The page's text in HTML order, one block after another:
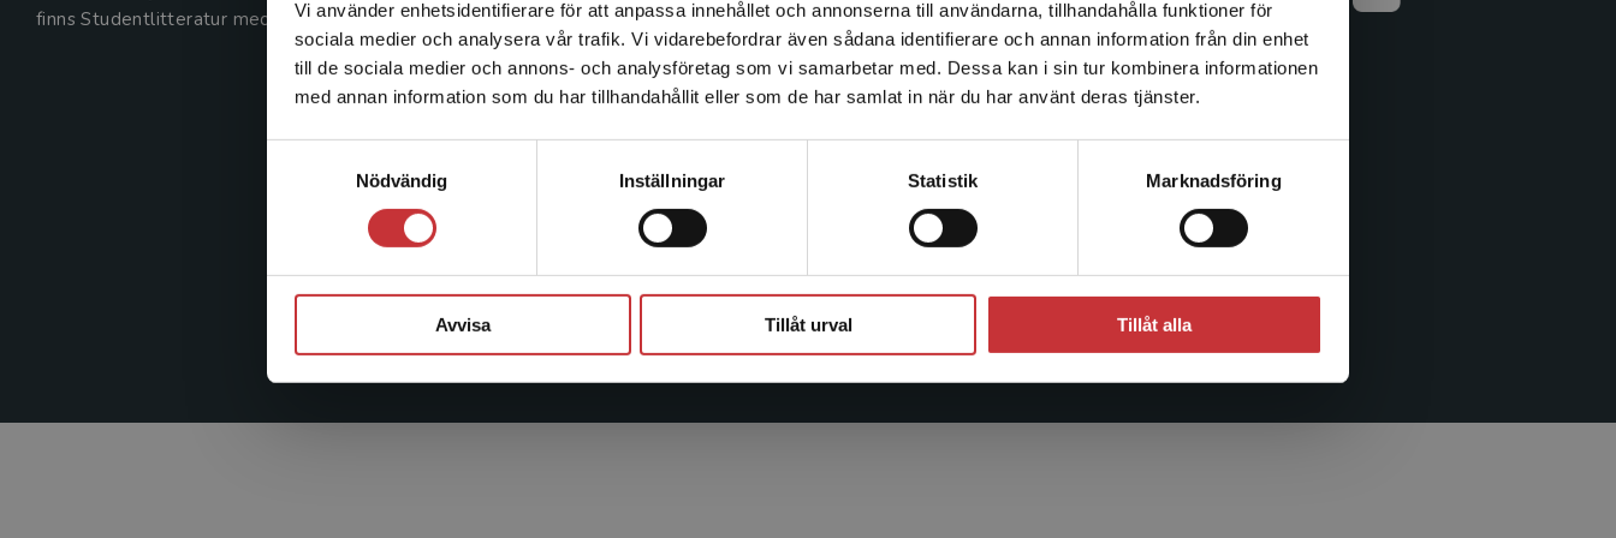
Vi använder enhetsidentifierare för att anpassa innehållet och annonserna till användarna, tillhandahålla funktioner för
sociala medier och analysera vår trafik. Vi vidarebefordrar även sådana identifierare och annan information från din enhet
till de sociala medier och annons- och analysföretag som vi samarbetar med. Dessa kan i sin tur kombinera informationen
med annan information som du har tillhandahållit eller som de har samlat in när du har använt deras tjänster.
Nödvändig
Inställningar Statistik Marknadsföring
Avvisa Tillåt urval Tillåt alla
Det verkar som att du besöker studentlitteratur.se via en
enhet utanför Sverige. Vi erbjuder inte leveranser utanför
Sverige. För att kunna slutföra ett köp måste
leveransadressen vara i Sverige.Läs mer
finns Studentlitteratur med längs hela kunskapsresan.
Box 141
221 00 Lund
Åkergränden 1
226 60 Lund
Köpvillkor
Systemkrav
Cookieinställningar
GDPR och
Jobba hos oss
Lediga tjänster
Tillgänglighet